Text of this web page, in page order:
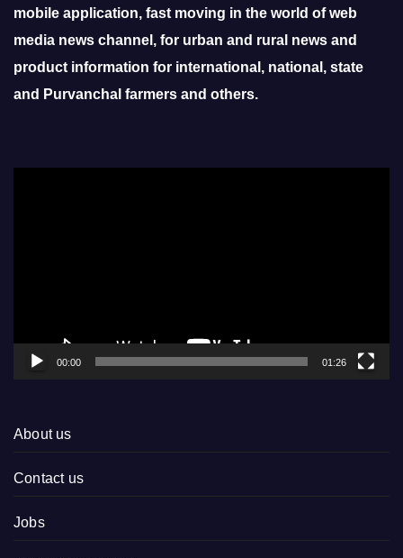
mobile application, fast moving in the world of web
media news channel, for urban and rural news and
product information for international, national, state
and Purvanchal farmers and others.
00:00 01:26
About us
Contact us
Jobs